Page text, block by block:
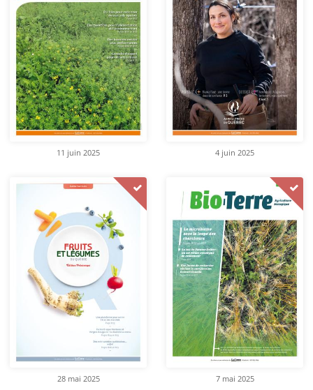
11 juin 2025 4 juin 2025
28 mai 2025 7 mai 2025